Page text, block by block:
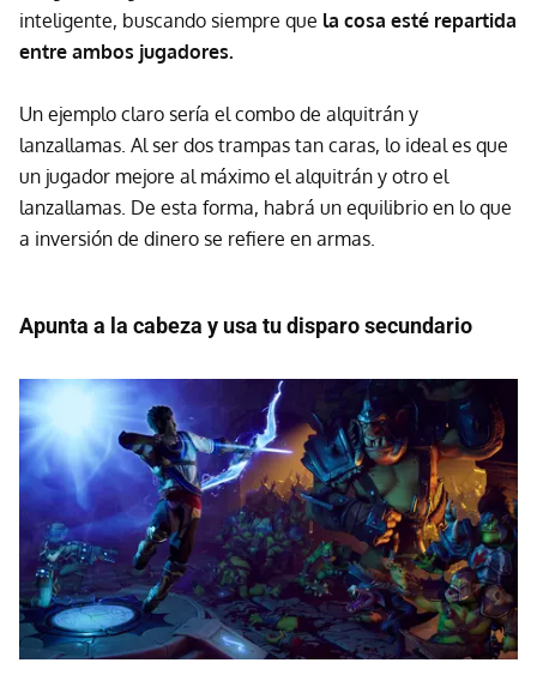
inteligente, buscando siempre que la cosa esté repartida
entre ambos jugadores.
Un ejemplo claro sería el combo de alquitrán y
lanzallamas. Al ser dos trampas tan caras, lo ideal es que
un jugador mejore al máximo el alquitrán y otro el
lanzallamas. De esta forma, habrá un equilibrio en lo que
a inversión de dinero se refiere en armas.
Apunta a la cabeza y usa tu disparo secundario